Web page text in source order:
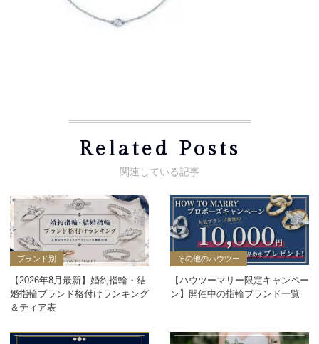
Related Posts
ブランド別
【2026年8月最新】婚約指輪・結
婚指輪ブランド格付けランキング
＆ティア表
その他のハウツー
【ハウツーマリー限定キャンペー
ン】開催中の指輪ブランド一覧